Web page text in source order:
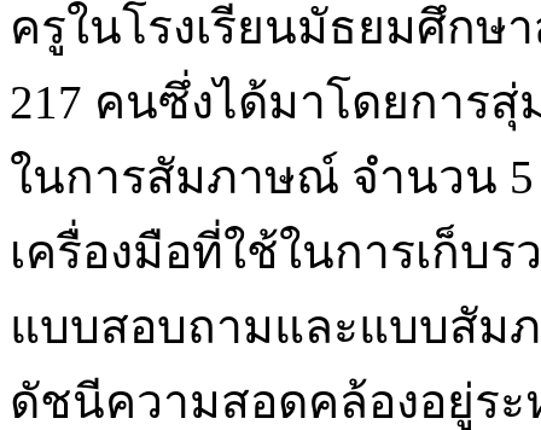
ครูในโรงเรียนมัธยมศึกษ
217 คนซึ่งได้มาโดยการ
ในการสัมภาษณ์ จำนวน 5
เครื่องมือที่ใช้ในการเก็บ
แบบสอบถามและแบบสัม
ดัชนีความสอดคล้องอยู่ระ